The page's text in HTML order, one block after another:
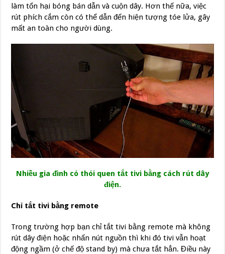
làm tổn hại bóng bán dẫn và cuộn dây. Hơn thế nữa, việc
rút phích cắm còn có thể dẫn đến hiện tượng tóe lửa, gây
mất an toàn cho người dùng.
Nhiều gia đình có thói quen tắt tivi bằng cách rút dây
điện.
Chỉ tắt tivi bằng remote
Trong trường hợp bạn chỉ tắt tivi bằng remote mà không
rút dây điện hoặc nhấn nút nguồn thì khi đó tivi vẫn hoạt
động ngầm (ở chế độ stand by) mà chưa tắt hẳn. Điều này